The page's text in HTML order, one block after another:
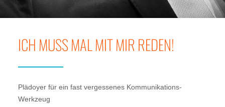
ICH MUSS MAL MIT MIR REDEN!
Plädoyer für ein fast vergessenes Kommunikations-
Werkzeug